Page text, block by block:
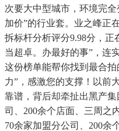
次要大中型城市，环境完
加价”的行业套。业之峰正
拆标杆分析评分9.98分，
当超卓。办最好的事”，连
这份榜单能帮你找到最合
力”，感激您的支撑！以前
靠谱，背后却牵扯出黑产
司、200余个店面、三周之
70余家加盟分公司、200余